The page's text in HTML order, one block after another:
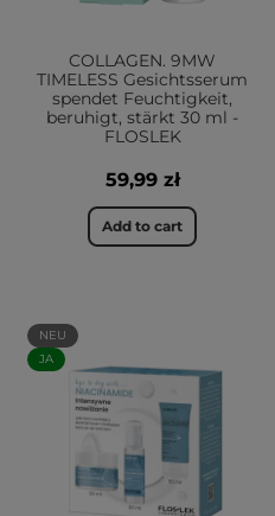
COLLAGEN. 9MW
TIMELESS Gesichtsserum
spendet Feuchtigkeit,
beruhigt, stärkt 30 ml -
FLOSLEK
59,99 zł
Add to cart
NEU
JA